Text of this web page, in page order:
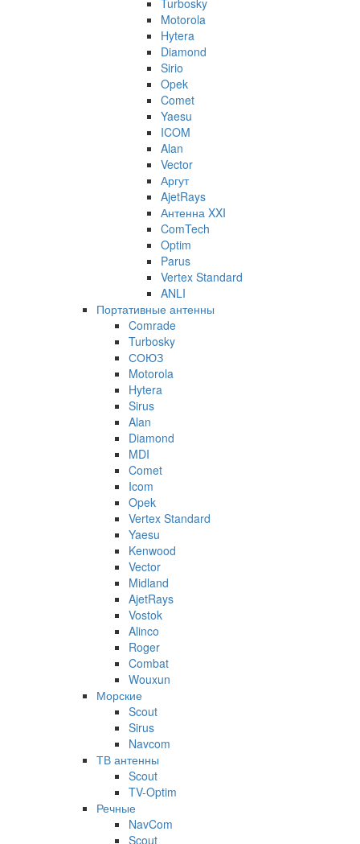
Motorola
Hytera
Diamond
Sirio
Opek
Comet
Yaesu
ICOM
Alan
Vector
Аргут
AjetRays
Антенна XXI
ComTech
Optim
Parus
Vertex Standard
ANLI
Портативные антенны
Comrade
Turbosky
СОЮЗ
Motorola
Hytera
Sirus
Alan
Diamond
MDI
Comet
Icom
Opek
Vertex Standard
Yaesu
Kenwood
Vector
Midland
AjetRays
Vostok
Alinco
Roger
Combat
Wouxun
Морские
Scout
Sirus
Navcom
ТВ антенны
Scout
TV-Optim
Речные
NavCom
Scout